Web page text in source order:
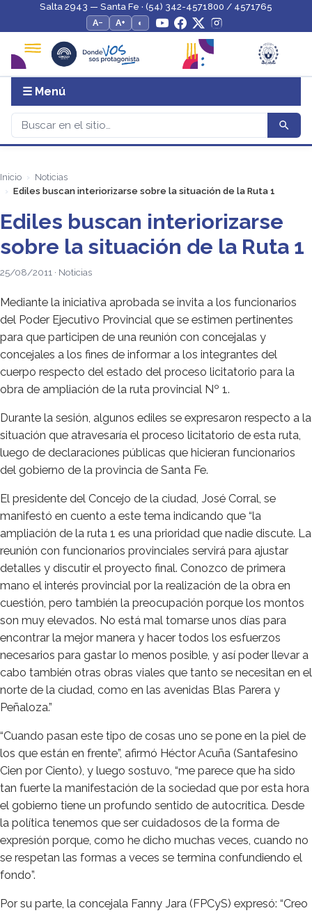
Salta 2943 — Santa Fe · (54) 342-4571800 / 4571765
A−
A+ ◐
☰ Menú
Inicio
Noticias
Ediles buscan interiorizarse sobre la situación de la Ruta 1
Ediles buscan interiorizarse
sobre la situación de la Ruta 1
25/08/2011 · Noticias
Mediante la iniciativa aprobada se invita a los funcionarios
del Poder Ejecutivo Provincial que se estimen pertinentes
para que participen de una reunión con concejalas y
concejales a los fines de informar a los integrantes del
cuerpo respecto del estado del proceso licitatorio para la
obra de ampliación de la ruta provincial Nº 1.
Durante la sesión, algunos ediles se expresaron respecto a la
situación que atravesaría el proceso licitatorio de esta ruta,
luego de declaraciones públicas que hicieran funcionarios
del gobierno de la provincia de Santa Fe.
El presidente del Concejo de la ciudad, José Corral, se
manifestó en cuento a este tema indicando que “la
ampliación de la ruta 1 es una prioridad que nadie discute. La
reunión con funcionarios provinciales servirá para ajustar
detalles y discutir el proyecto final. Conozco de primera
mano el interés provincial por la realización de la obra en
cuestión, pero también la preocupación porque los montos
son muy elevados. No está mal tomarse unos días para
encontrar la mejor manera y hacer todos los esfuerzos
necesarios para gastar lo menos posible, y así poder llevar a
cabo también otras obras viales que tanto se necesitan en el
norte de la ciudad, como en las avenidas Blas Parera y
Peñaloza.”
“Cuando pasan este tipo de cosas uno se pone en la piel de
los que están en frente”, afirmó Héctor Acuña (Santafesino
Cien por Ciento), y luego sostuvo, “me parece que ha sido
tan fuerte la manifestación de la sociedad que por esta hora
el gobierno tiene un profundo sentido de autocrítica. Desde
la política tenemos que ser cuidadosos de la forma de
expresión porque, como he dicho muchas veces, cuando no
se respetan las formas a veces se termina confundiendo el
fondo”.
Por su parte, la concejala Fanny Jara (FPCyS) expresó: “Creo